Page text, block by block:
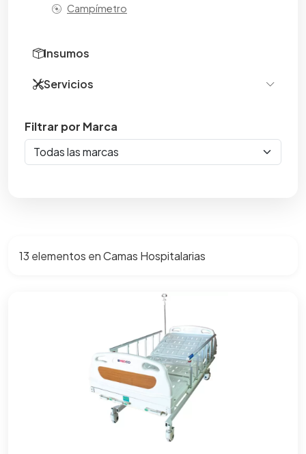
Campímetro
Concentradores de Oxígeno
Cunas
Equipos respiratorios
Incubadoras
Juego para Consultorio
Lamparas de cirugía
Insumos
Servicios
Filtrar por Marca
13 elementos en Camas Hospitalarias